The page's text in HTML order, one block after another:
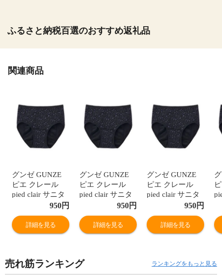
ふるさと納税百選のおすすめ返礼品
関連商品
グンゼ GUNZE
ピエ クレール
pied clair サニタ
リーショーツ 夜
用 羽つきナプキ
ン対応 ジュニア
キッズ 生理用 単
950円
詳細を見る
グンゼ GUNZE
ピエ クレール
pied clair サニタ
リーショーツ 夜
用 羽つきナプキ
ン対応 ジュニア
キッズ 生理用 単
950円
詳細を見る
グンゼ GUNZE
ピエ クレール
pied clair サニタ
リーショーツ 夜
用 羽つきナプキ
ン対応 ジュニア
キッズ 生理用 単
950円
詳細を見る
売れ筋ランキング ランキングをもっと見る